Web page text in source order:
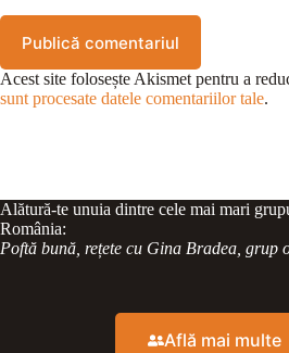
Publică comentariul
Acest site folosește Akismet pentru a
sunt procesate datele comentariilor tale.
Alătură-te unuia dintre cele mai mari
România:
Poftă bună, rețete cu Gina Bradea, grup
Află mai multe